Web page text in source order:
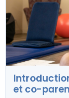
et co-